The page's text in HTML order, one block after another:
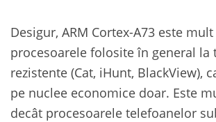
Desigur, ARM Cortex-A73 este
procesoarele folosite în general la
rezistente (Cat, iHunt, BlackView),
pe nuclee economice doar. Este
decât procesoarele telefoanelor